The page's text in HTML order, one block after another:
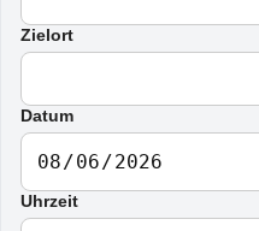
Zielort
Datum
Uhrzeit